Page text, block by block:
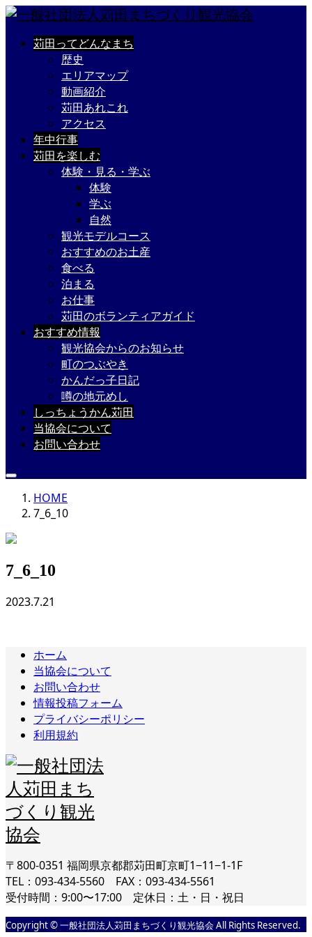
苅田ってどんなまち
歴史
エリアマップ
動画紹介
苅田あれこれ
アクセス
年中行事
苅田を楽しむ
体験・見る・学ぶ
体験
学ぶ
自然
観光モデルコース
おすすめのお土産
食べる
泊まる
お仕事
苅田のボランティアガイド
おすすめ情報
観光協会からのお知らせ
町のつぶやき
かんだっ子日記
噂の地元めし
しっちょうかん苅田
当協会について
お問い合わせ
HOME
7_6_10
7_6_10
2023.7.21
ホーム
当協会について
お問い合わせ
情報投稿フォーム
プライバシーポリシー
利用規約
〒800-0351 福岡県京都郡苅田町京町1−11−1-1F
TEL：093-434-5560 FAX：093-434-5561
受付時間：9:00〜17:00 定休日：土・日・祝日
Copyright © 一般社団法人苅田まちづくり観光協会 All Rights Reserved.